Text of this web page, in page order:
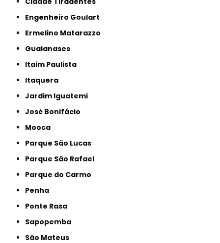
Engenheiro Goulart
Ermelino Matarazzo
Guaianases
Itaim Paulista
Itaquera
Jardim Iguatemi
José Bonifácio
Mooca
Parque São Lucas
Parque São Rafael
Parque do Carmo
Penha
Ponte Rasa
Sapopemba
São Mateus